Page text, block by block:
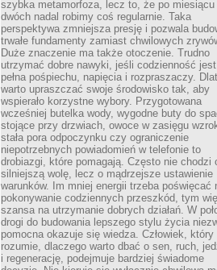
szybka metamorfoza, lecz to, że po miesiącu
dwóch nadal robimy coś regularnie. Taka
perspektywa zmniejsza presję i pozwala
trwałe fundamenty zamiast chwilowych
Duże znaczenie ma także otoczenie. Trudno
utrzymać dobre nawyki, jeśli codzienność jest
pełna pośpiechu, napięcia i rozpraszaczy.
warto upraszczać swoje środowisko tak, aby
wspierało korzystne wybory. Przygotowana
wcześniej butelka wody, wygodne buty do
stojące przy drzwiach, owoce w zasięgu
stała pora odpoczynku czy ograniczenie
niepotrzebnych powiadomień w telefonie to
drobiazgi, które pomagają. Często nie chodzi
silniejszą wolę, lecz o mądrzejsze ustawienie
warunków. Im mniej energii trzeba poświęcać
pokonywanie codziennych przeszkód, tym
szansa na utrzymanie dobrych działań. W
drogi do budowania lepszego stylu życia
pomocna okazuje się wiedza. Człowiek, który
rozumie, dlaczego warto dbać o sen, ruch,
i regenerację, podejmuje bardziej świadome